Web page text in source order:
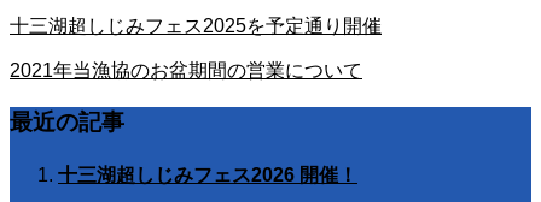
十三湖超しじみフェス2025を予定通り開催
2021年当漁協のお盆期間の営業について
最近の記事
十三湖超しじみフェス2026 開催！